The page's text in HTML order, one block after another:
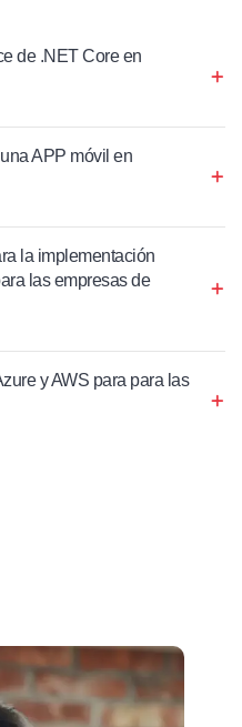
de .NET Core en
APP móvil en
la implementación
las empresas de
y AWS para para las